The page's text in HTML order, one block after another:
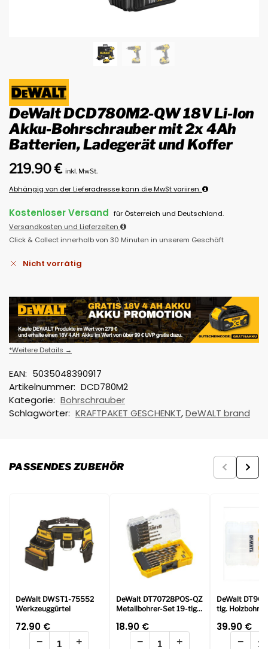
DeWalt DCD780M2-QW 18V Li-Ion
Akku-Bohrschrauber mit 2x 4Ah
Batterien, Ladegerät und Koffer
219.90€ inkl. MwSt.
Abhängig von der Lieferadresse kann die MwSt variiren.
Kostenloser Versand für Österreich und Deutschland.
Versandkosten und Lieferzeiten
Click & Collect innerhalb von 30 Minuten in unserem Geschäft
Nicht vorrätig
*Weitere Details →
EAN: 5035048390917
Artikelnummer: DCD780M2
Kategorie: Bohrschrauber
Schlagwörter: KRAFTPAKET GESCHENKT,DeWALT brand
PASSENDES ZUBEHÖR
DeWalt DWST1-75552
Werkzeuggürtel
72.90 €
−
+
DeWalt DT70728POS-QZ
Metallbohrer-Set 19-tlg.
18.90 €
−
+
DeWalt
tlg.
39.90 €
−